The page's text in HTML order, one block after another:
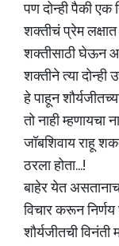
पण दोन्ही पैकी
शक्तीचं प्रेम
शक्तीसाठी घेऊन
शक्तीने त्या
हे पाहून
तो नाही म्हणायचा
जॉबशिवाय राहू
ठरला होता...!
बाहेर येत
विचार करून
शौर्यजीतची विनंती